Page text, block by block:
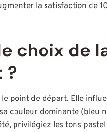
la satisfaction de
choix de
?
point de départ. Elle
couleur dominante
privilégiez les tons